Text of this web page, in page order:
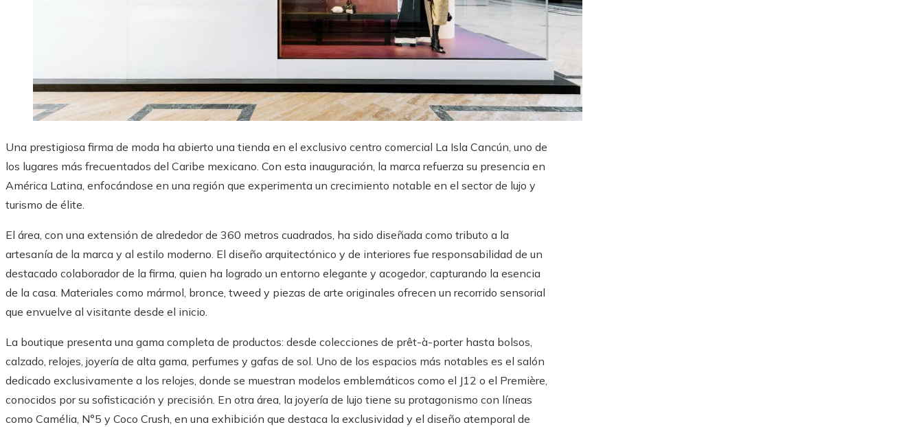
Una prestigiosa firma de moda ha abierto una tienda en el exclusivo centro comercial La Isla Cancún, uno de
los lugares más frecuentados del Caribe mexicano. Con esta inauguración, la marca refuerza su presencia en
América Latina, enfocándose en una región que experimenta un crecimiento notable en el sector de lujo y
turismo de élite.
El área, con una extensión de alrededor de 360 metros cuadrados, ha sido diseñada como tributo a la
artesanía de la marca y al estilo moderno. El diseño arquitectónico y de interiores fue responsabilidad de un
destacado colaborador de la firma, quien ha logrado un entorno elegante y acogedor, capturando la esencia
de la casa. Materiales como mármol, bronce, tweed y piezas de arte originales ofrecen un recorrido sensorial
que envuelve al visitante desde el inicio.
La boutique presenta una gama completa de productos: desde colecciones de prêt-à-porter hasta bolsos,
calzado, relojes, joyería de alta gama, perfumes y gafas de sol. Uno de los espacios más notables es el salón
dedicado exclusivamente a los relojes, donde se muestran modelos emblemáticos como el J12 o el Première,
conocidos por su sofisticación y precisión. En otra área, la joyería de lujo tiene su protagonismo con líneas
como Camélia, N°5 y Coco Crush, en una exhibición que destaca la exclusividad y el diseño atemporal de